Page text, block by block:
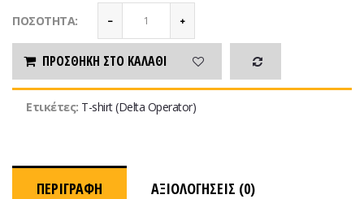
ΠΟΣΌΤΗΤΑ:
ΠΡΟΣΘΉΚΗ ΣΤΟ ΚΑΛΆΘΙ
Ετικέτες: T-shirt (Delta Operator)
ΠΕΡΙΓΡΑΦΉ ΑΞΙΟΛΟΓΉΣΕΙΣ (0)